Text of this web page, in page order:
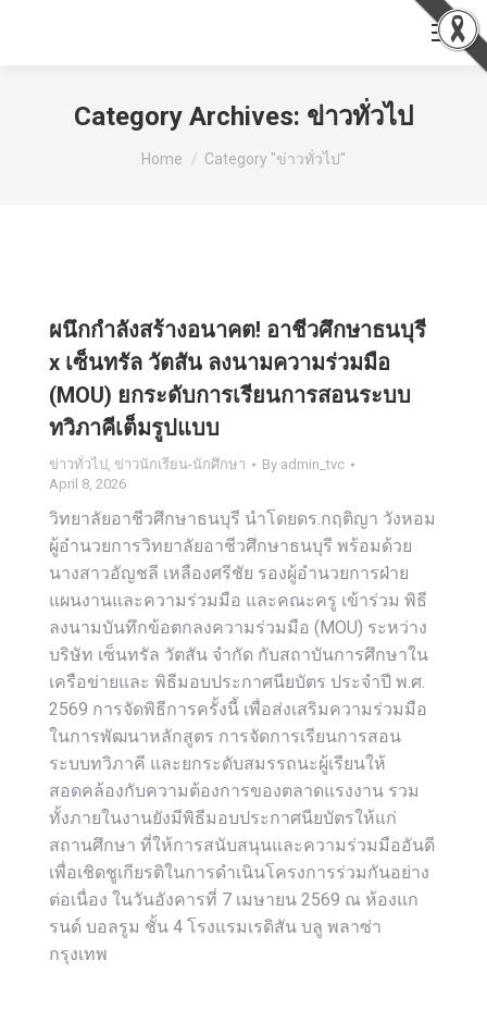
Category Archives: ข่าวทั่วไป
You are here:
Home Category "ข่าวทั่วไป"
ผนึกกำลังสร้างอนาคต! อาชีวศึกษาธนบุรี
x เซ็นทรัล วัตสัน ลงนามความร่วมมือ
(MOU) ยกระดับการเรียนการสอนระบบ
ทวิภาคีเต็มรูปแบบ
ข่าวทั่วไป, ข่าวนักเรียน-นักศึกษา By admin_tvc
April 8, 2026
วิทยาลัยอาชีวศึกษาธนบุรี นำโดยดร.กฤติญา วังหอม
ผู้อำนวยการวิทยาลัยอาชีวศึกษาธนบุรี พร้อมด้วย
นางสาวอัญชลี เหลืองศรีชัย รองผู้อำนวยการฝ่าย
แผนงานและความร่วมมือ และคณะครู เข้าร่วม พิธี
ลงนามบันทึกข้อตกลงความร่วมมือ (MOU) ระหว่าง
บริษัท เซ็นทรัล วัตสัน จำกัด กับสถาบันการศึกษาใน
เครือข่ายและ พิธีมอบประกาศนียบัตร ประจำปี พ.ศ.
2569 การจัดพิธีการครั้งนี้ เพื่อส่งเสริมความร่วมมือ
ในการพัฒนาหลักสูตร การจัดการเรียนการสอน
ระบบทวิภาคี และยกระดับสมรรถนะผู้เรียนให้
สอดคล้องกับความต้องการของตลาดแรงงาน รวม
ทั้งภายในงานยังมีพิธีมอบประกาศนียบัตรให้แก่
สถานศึกษา ที่ให้การสนับสนุนและความร่วมมืออันดี
เพื่อเชิดชูเกียรติในการดำเนินโครงการร่วมกันอย่าง
ต่อเนื่อง ในวันอังคารที่ 7 เมษายน 2569 ณ ห้องแก
รนด์ บอลรูม ชั้น 4 โรงแรมเรดิสัน บลู พลาซ่า
กรุงเทพ